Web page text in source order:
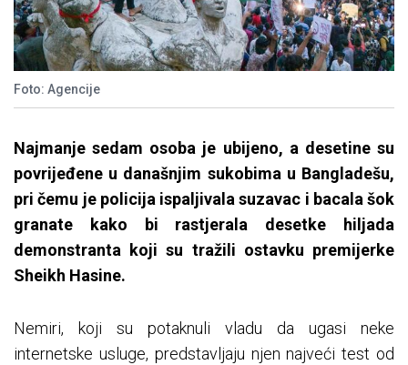
Foto: Agencije
Najmanje sedam osoba je ubijeno, a desetine su
povrijeđene u današnjim sukobima u Bangladešu,
pri čemu je policija ispaljivala suzavac i bacala šok
granate kako bi rastjerala desetke hiljada
demonstranta koji su tražili ostavku premijerke
Sheikh Hasine.
Nemiri, koji su potaknuli vladu da ugasi neke
internetske usluge, predstavljaju njen najveći test od